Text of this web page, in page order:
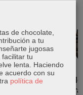
Expositor de
madera para
de chocolate,
a tu
jugosas
tu
lenta. Haciendo
acuerdo con su
política de